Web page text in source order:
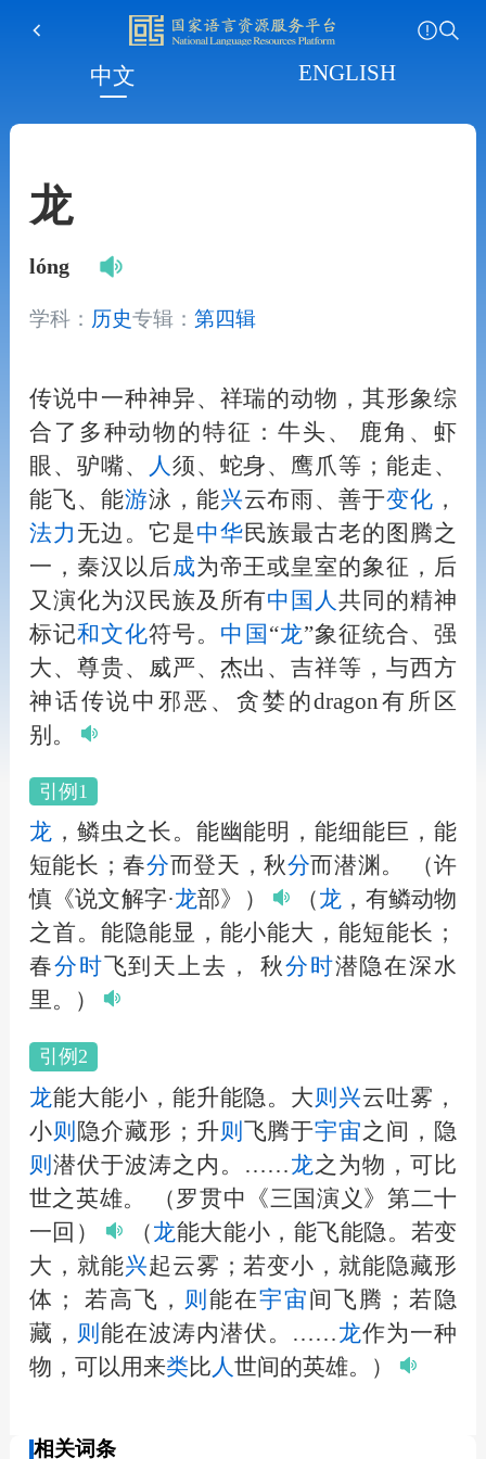
中文 ENGLISH
龙
lóng
学科： 历史专辑： 第四辑
传说中一种神异、祥瑞的动物，其形象综
合了多种动物的特征：牛头、 鹿角、虾
眼、驴嘴、
人 须、蛇身、鹰爪等；能走、
能飞、能游泳，能兴云布雨、善于变化 ，
法力 无边。它是中华民族最古老的图腾之
一，秦汉以后成为帝王或皇室的象征，后
又演化为汉民族及所有中国 人共同的精神
标记和文化符号。 中国 “龙”象征统合、强
大、尊贵、威严、杰出、吉祥等，与西方
神话传说中邪恶、贪婪的dragon有所区
别。
引例1
龙 ，鳞虫之长。能幽能明，能细能巨，能
短能长；春分而登天，秋分而潜渊。
（许
慎《说文解字·龙部》） （龙 ，有鳞动物
之首。能隐能显，能小能大，能短能长；
春分 时 飞到天上去， 秋分 时潜隐在深水
里。）
引例2
龙能大能小，能升能隐。大则 兴云吐雾，
小则 隐介藏形；升则 飞腾于宇宙之间，隐
则 潜伏于波涛之内。……龙之为物，可比
世之英雄。
（罗贯中《三国演义》第二十
一回）
（龙能大能小，能飞能隐。若变
大，就能兴起云雾；若变小，就能隐藏形
体； 若高飞， 则 能在宇宙间飞腾；若隐
藏， 则 能在波涛内潜伏。……龙作为一种
物，可以用来类比 人世间的英雄。）
相关词条